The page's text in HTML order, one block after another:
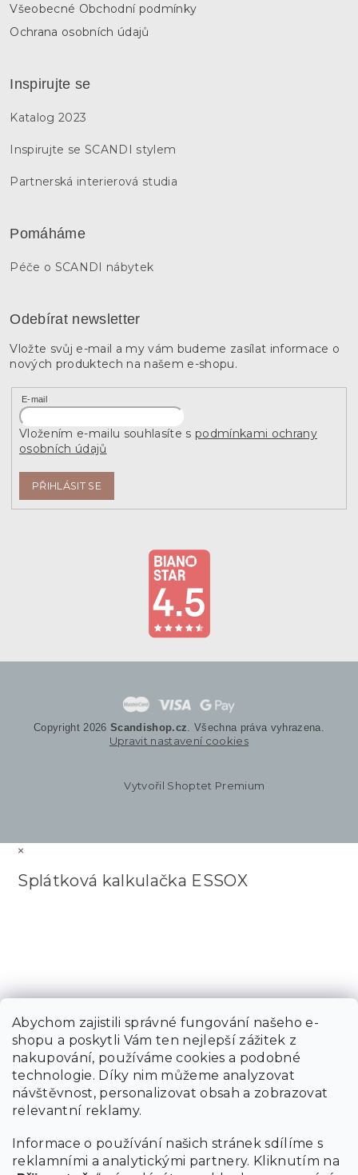
Abychom zajistili správné fungování našeho e-
shopu a poskytli Vám ten nejlepší zážitek z
nakupování, používáme cookies a podobné
technologie. Díky nim můžeme analyzovat
návštěvnost, personalizovat obsah a zobrazovat
relevantní reklamy.
Informace o používání našich stránek sdílíme s
reklamními a analytickými partnery. Kliknutím na
Všeobecné Obchodní podmínky
Ochrana osobních údajů
Inspirujte se
Katalog 2023
Inspirujte se SCANDI stylem
Partnerská interierová studia
Pomáháme
Péče o SCANDI nábytek
Odebírat newsletter
Vložte svůj e-mail a my vám budeme zasílat informace o
nových produktech na našem e-shopu.
E-mail
Vložením e-mailu souhlasíte s podmínkami ochrany
osobních údajů
PŘIHLÁSIT SE
Vytvořil Shoptet Premium
Copyright 2026 Scandishop.cz. Všechna práva vyhrazena.
Upravit nastavení cookies
×
Splátková kalkulačka ESSOX